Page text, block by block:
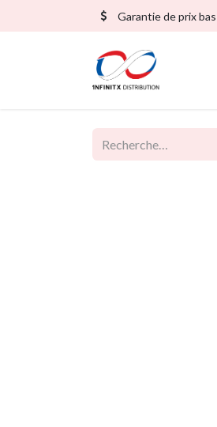
Garantie de prix bas